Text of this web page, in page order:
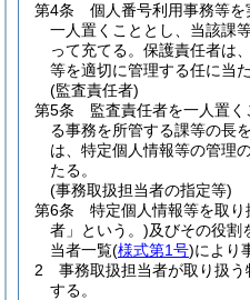
第4条
個人番号利用事務等
一人置くこととし、当該課
って充てる。 保護責任者は
等を適切に管理する任に当た
(監査責任者)
第5条
監査責任者を一人置
る事務を所管する課等の長
は、特定個人情報等の管理
たる。
(事務取扱担当者の指定等)
第6条
特定個人情報等を取り
者」という。)及びその役割
当者一覧(様式第1号)により
2
事務取扱担当者が取り扱
する。